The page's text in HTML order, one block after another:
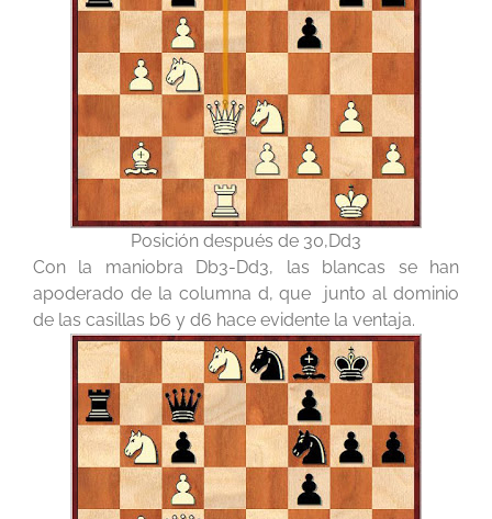
Posición después de 30,Dd3
Con la maniobra Db3-Dd3, las blancas se han
apoderado de la columna d, que junto al dominio
de las casillas b6 y d6 hace evidente la ventaja.